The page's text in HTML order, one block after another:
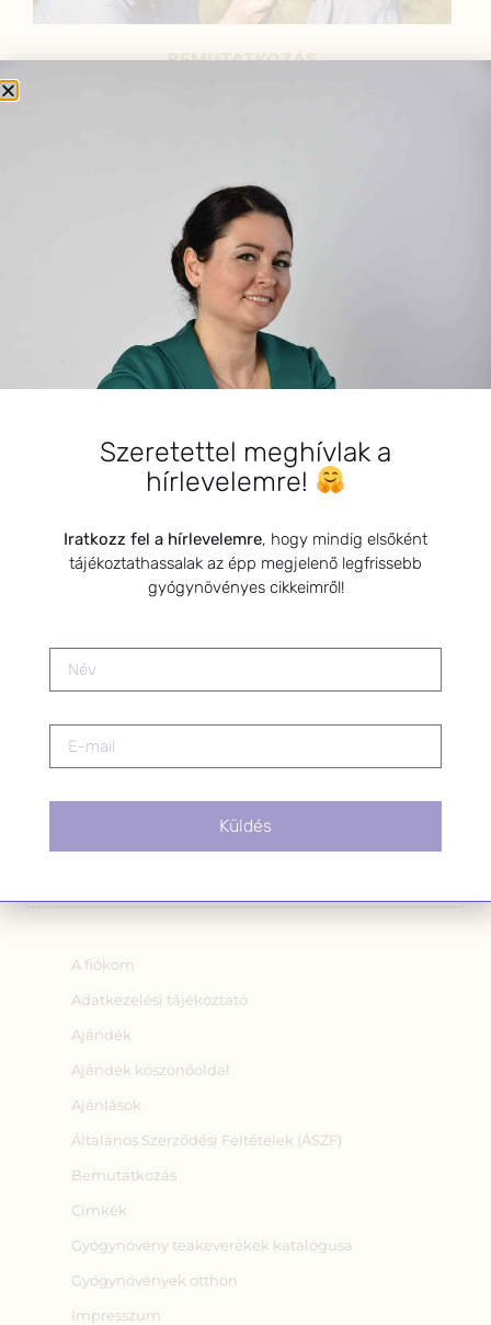
BEMUTATKOZÁS
férfiak egészségének megőrzése és helyreállítása.
HÍRLEVÉL
HÍRLEVÉL FELIRATKOZÁS
az alábbi nyilatkozatot:
Hozzájárulok, hogy az
Adatkezelési tájékoztatóban
hírleveleket küldjön nekem.
A hírlevélről bármikor
linkre kattintva.
A fiókom
Adatkezelési tájékoztató
Ajándék
Ajándék köszönőoldal
Ajánlások
Általános Szerződési Feltételek (ÁSZF)
Bemutatkozás
Címkék
Gyógynövény teakeverékek katalógusa
Gyógynövények otthon
Impresszum
Szeretettel meghívlak a
hírlevelemre!
Iratkozz fel a hírlevelemre, hogy mindig elsőként
tájékoztathassalak az épp megjelenő legfrissebb
gyógynövényes cikkeimről!
Küldés